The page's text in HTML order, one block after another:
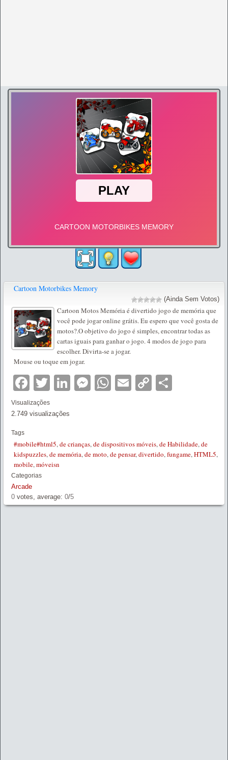
Cartoon Motorbikes Memory
(Ainda Sem Votos)
Cartoon Motos Memória é divertido jogo de memória que
você pode jogar online grátis. Eu espero que você gosta de
motos?.O objetivo do jogo é simples, encontrar todas as
cartas iguais para ganhar o jogo. 4 modos de jogo para
escolher. Divirta-se a jogar.
Mouse ou toque em jogar.
Facebook
TwitterLinkedIn
Messenger
WhatsApp
EmailCopy
Visualizações
2.749 visualizações
Tags
#mobile#html5,de crianças,de dispositivos móveis,de Habilidade,de
kidspuzzles,de memória,de moto,de pensar,divertido,fungame,HTML5,
mobile,móveisn
Categorias
Arcade
0 votes, average: 0/5